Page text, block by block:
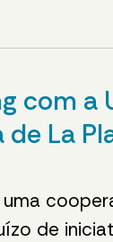
a
La
de